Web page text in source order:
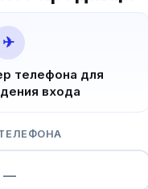
✈
телефона для
входа